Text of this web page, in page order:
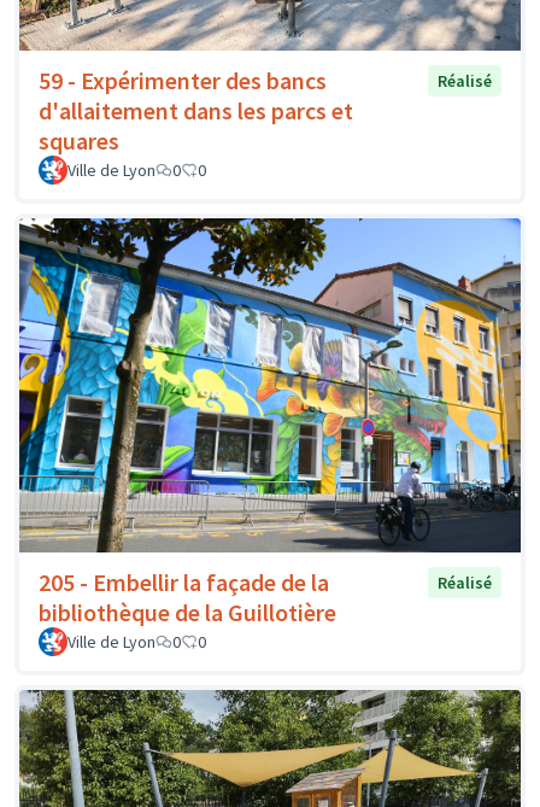
59 - Expérimenter des bancs
d'allaitement dans les parcs et
squares
Réalisé
Ville de Lyon 0 0
205 - Embellir la façade de la
bibliothèque de la Guillotière
Réalisé
Ville de Lyon 0 0